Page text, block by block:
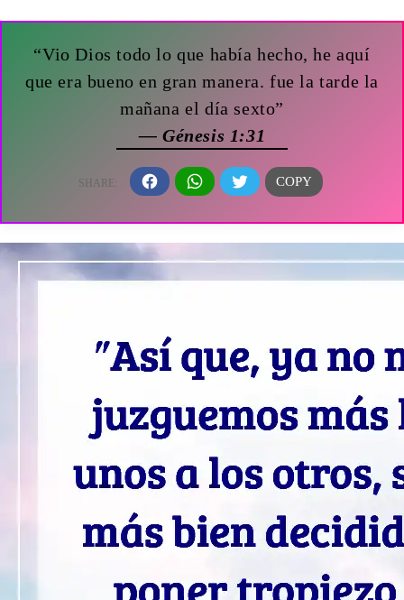
“Vio Dios todo lo que había hecho, he aquí
que era bueno en gran manera. fue la tarde la
mañana el día sexto”
— Génesis 1:31